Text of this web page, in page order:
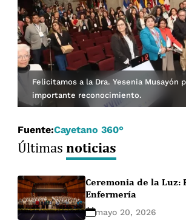
Felicitamos a la Dra. Yesenia Musayón
importante reconocimiento.
Fuente:Cayetano 360°
Últimasnoticias
Ceremonia de la Luz:
Enfermería
mayo 20, 2026